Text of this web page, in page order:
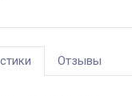
Отзывы